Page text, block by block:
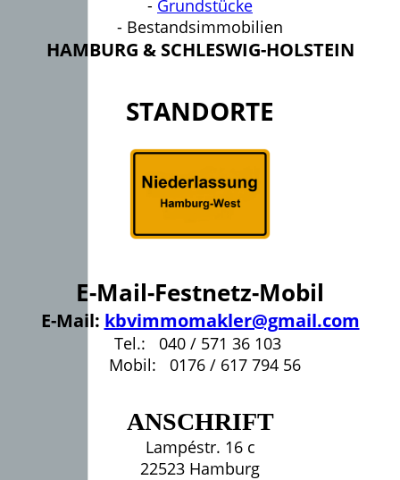
- Grundstücke
- Bestandsimmobilien
HAMBURG & SCHLESWIG-HOLSTEIN
STANDORTE
E-Mail-Festnetz-Mobil
E-Mail: kbvimmomakler@gmail.com
Tel.: 040 / 571 36 103
Mobil: 0176 / 617 794 56
ANSCHRIFT
Lampéstr. 16 c
22523 Hamburg